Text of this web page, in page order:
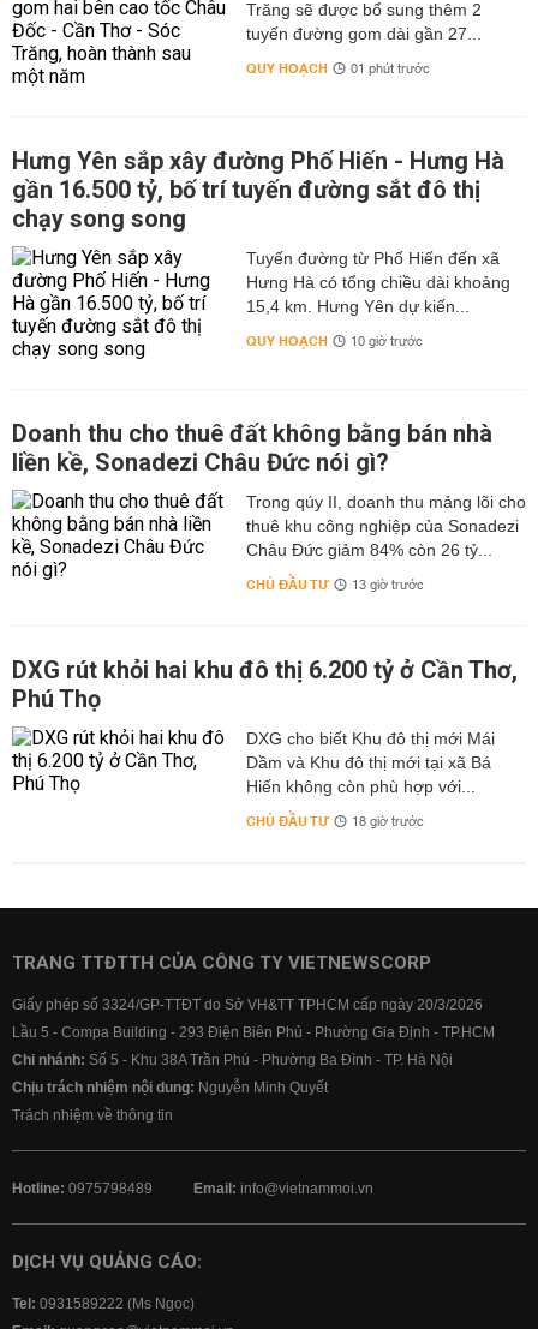
Trăng sẽ được bổ sung thêm 2
tuyến đường gom dài gần 27...
QUY HOẠCH 01 phút trước
Hưng Yên sắp xây đường Phố Hiến - Hưng Hà
gần 16.500 tỷ, bố trí tuyến đường sắt đô thị
chạy song song
Tuyến đường từ Phố Hiến đến xã
Hưng Hà có tổng chiều dài khoảng
15,4 km. Hưng Yên dự kiến...
QUY HOẠCH 10 giờ trước
Doanh thu cho thuê đất không bằng bán nhà
liền kề, Sonadezi Châu Đức nói gì?
Trong qúy II, doanh thu mảng lõi cho
thuê khu công nghiệp của Sonadezi
Châu Đức giảm 84% còn 26 tỷ...
CHỦ ĐẦU TƯ 13 giờ trước
DXG rút khỏi hai khu đô thị 6.200 tỷ ở Cần Thơ,
Phú Thọ
DXG cho biết Khu đô thị mới Mái
Dầm và Khu đô thị mới tại xã Bá
Hiến không còn phù hợp với...
CHỦ ĐẦU TƯ 18 giờ trước
TRANG TTĐTTH CỦA CÔNG TY VIETNEWSCORP
Giấy phép số 3324/GP-TTĐT do Sở VH&TT TPHCM cấp ngày 20/3/2026
Lầu 5 - Compa Building - 293 Điện Biên Phủ - Phường Gia Định - TP.HCM
Chi nhánh: Số 5 - Khu 38A Trần Phú - Phường Ba Đình - TP. Hà Nội
Chịu trách nhiệm nội dung: Nguyễn Minh Quyết
Trách nhiệm về thông tin
Hotline: 0975798489 Email: info@vietnammoi.vn
DỊCH VỤ QUẢNG CÁO:
Tel: 0931589222 (Ms Ngọc)